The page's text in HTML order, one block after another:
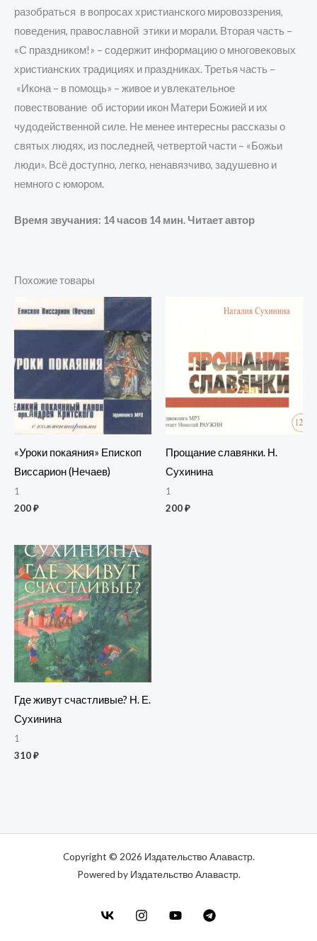
разобраться в вопросах христианского мировоззрения,
поведения, православной этики и морали. Вторая часть –
«С праздником!» – содержит информацию о многовековых
христианских традициях и праздниках. Третья часть –
«Икона – в помощь» – живое и увлекательное
повествование об истории икон Матери Божией и их
чудодейственной силе. Не менее интересны рассказы о
святых людях, из последней, четвертой части – «Божьи
люди». Всё доступно, легко, ненавязчиво, задушевно и
немного с юмором.
Время звучания: 14 часов 14 мин. Читает автор
Похожие товары
«Уроки покаяния» Епископ
Виссарион (Нечаев)
1
200₽
Прощание славянки. Н.
Сухинина
1
200₽
Где живут счастливые? Н. Е.
Сухинина
1
310₽
Copyright © 2026 Издательство Алавастр.
Powered by Издательство Алавастр.